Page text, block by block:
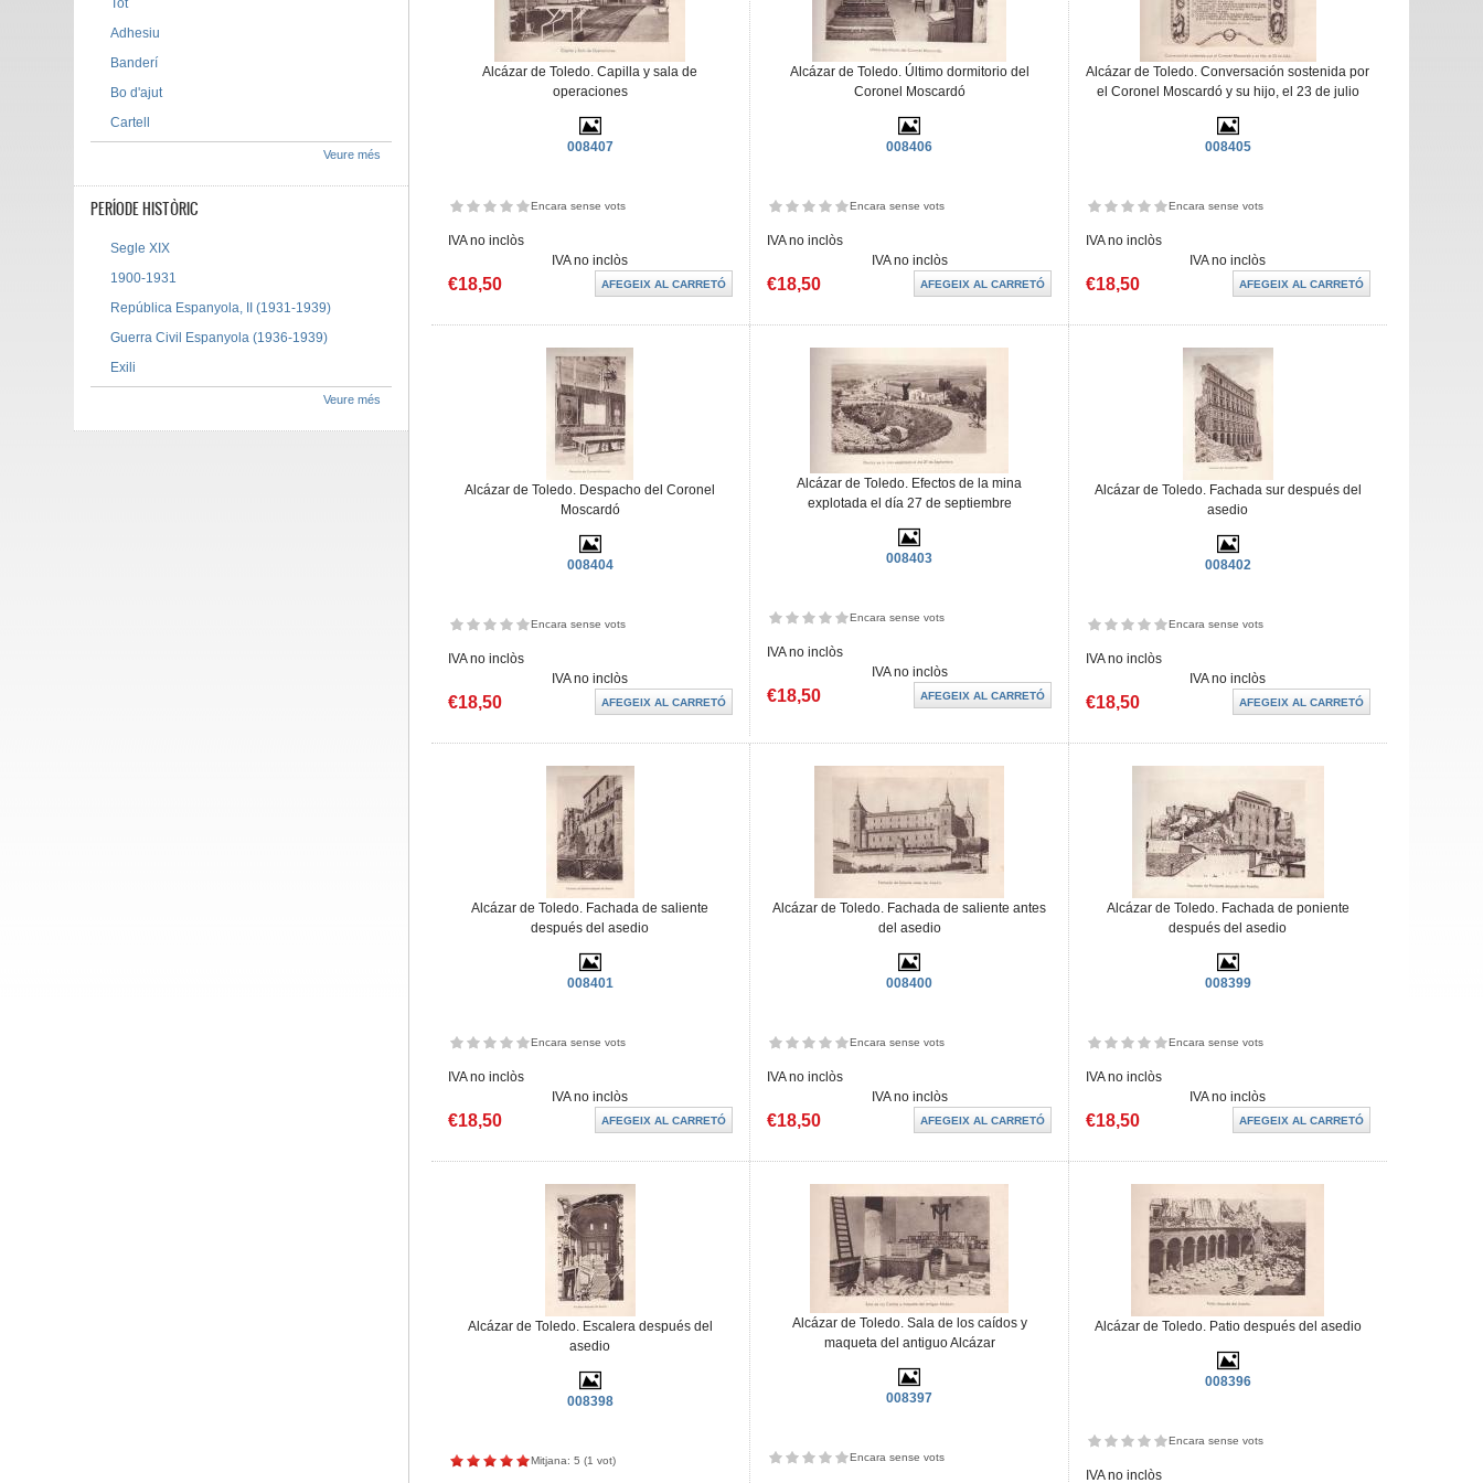
Alcázar de Toledo. Capilla y sala de
operaciones
008407
Encara sense vots
IVA no inclòs
IVA no inclòs
€18,50
Alcázar de Toledo. Último dormitorio del
Coronel Moscardó
008406
Encara sense vots
IVA no inclòs
IVA no inclòs
€18,50
Alcázar de Toledo. Conversación sostenida por
el Coronel Moscardó y su hijo, el 23 de julio
008405
Encara sense vots
IVA no inclòs
IVA no inclòs
€18,50
Alcázar de Toledo. Despacho del Coronel
Moscardó
008404
Encara sense vots
IVA no inclòs
IVA no inclòs
€18,50
Alcázar de Toledo. Efectos de la mina
explotada el día 27 de septiembre
008403
Encara sense vots
IVA no inclòs
IVA no inclòs
€18,50
Alcázar de Toledo. Fachada sur después del
asedio
008402
Encara sense vots
IVA no inclòs
IVA no inclòs
€18,50
Alcázar de Toledo. Fachada de saliente
después del asedio
008401
Encara sense vots
IVA no inclòs
IVA no inclòs
€18,50
Alcázar de Toledo. Fachada de saliente antes
del asedio
008400
Encara sense vots
IVA no inclòs
IVA no inclòs
€18,50
Alcázar de Toledo. Fachada de poniente
después del asedio
008399
Encara sense vots
IVA no inclòs
IVA no inclòs
€18,50
Alcázar de Toledo. Escalera después del
asedio
008398
Mitjana: 5 (1 vot)
Alcázar de Toledo. Sala de los caídos y
maqueta del antiguo Alcázar
008397
Encara sense vots
Alcázar de Toledo. Patio después del asedio
008396
Encara sense vots
IVA no inclòs
Tot
Adhesiu
Banderí
Bo d'ajut
Cartell
Veure més
PERÍODE HISTÒRIC
Segle XIX
1900-1931
República Espanyola, II (1931-1939)
Guerra Civil Espanyola (1936-1939)
Exili
Veure més